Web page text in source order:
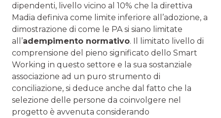
dipendenti, livello vicino al 10% che la direttiva
Madia definiva come limite inferiore all’adozione, a
dimostrazione di come le PA si siano limitate
all’adempimento normativo. Il limitato livello di
comprensione del pieno significato dello Smart
Working in questo settore e la sua sostanziale
associazione ad un puro strumento di
conciliazione, si deduce anche dal fatto che la
selezione delle persone da coinvolgere nel
progetto è avvenuta considerando